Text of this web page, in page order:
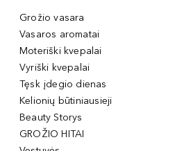
Grožio vasara
Vasaros aromatai
Moteriški kvepalai
Vyriški kvepalai
Tęsk įdegio dienas
Kelionių būtiniausieji
Beauty Storys
GROŽIO HITAI